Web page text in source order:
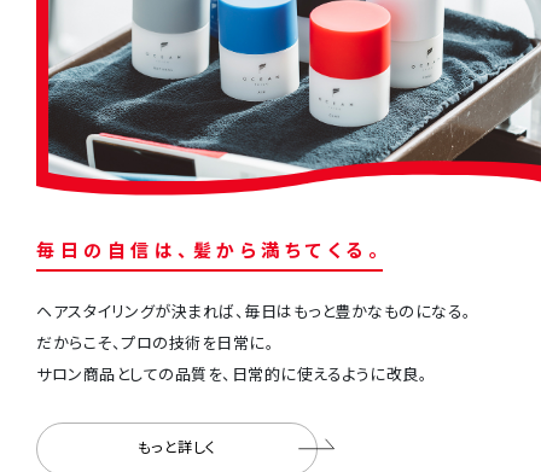
毎 ⽇ の ⾃ 信 は 、 髪 か ら 満 ち て く る 。
ヘアスタイリングが決まれば、毎⽇はもっと豊かなものになる。
だからこそ、プロの技術を⽇常に。
サロン商品としての品質を、⽇常的に使えるように改良。
もっと詳しく